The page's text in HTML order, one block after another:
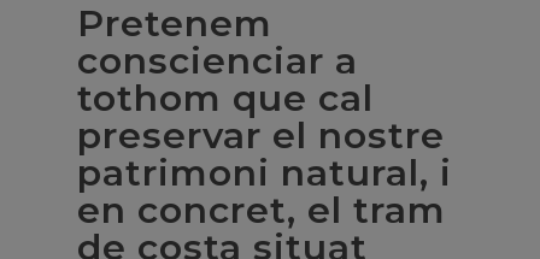
Pretenem
conscienciar a
tothom que cal
preservar el nostre
patrimoni natural, i
en concret, el tram
de costa situat